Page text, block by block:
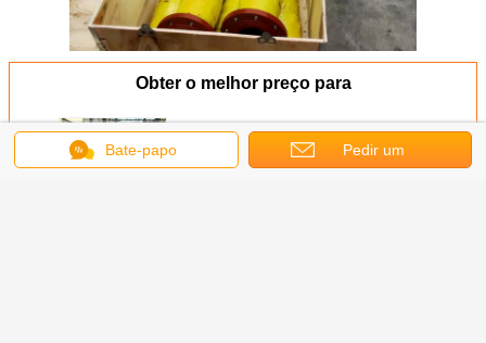
Obter o melhor preço para
Sucção de água e mangueira de
Bate-papo Pedir um